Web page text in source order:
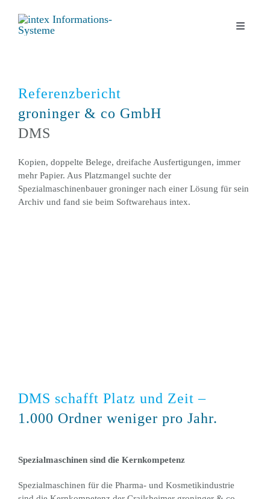
Inhalt
Toggle
News
Referenzbericht
groninger & co GmbH
DMS
Kopien, doppelte Belege, dreifache Ausfertigungen, immer
mehr Papier. Aus Platzmangel suchte der
Spezialmaschinenbauer groninger nach einer Lösung für sein
Archiv und fand sie beim Softwarehaus intex.
DMS schafft Platz und Zeit –
1.000 Ordner weniger pro Jahr.
Spezialmaschinen sind die Kernkompetenz
Spezialmaschinen für die Pharma- und Kosmetikindustrie